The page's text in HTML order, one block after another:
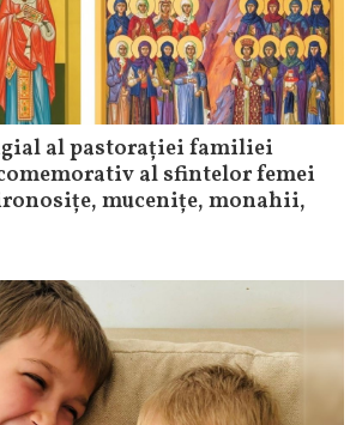
al pastorației familiei
al sfintelor femei
mucenițe, monahii,